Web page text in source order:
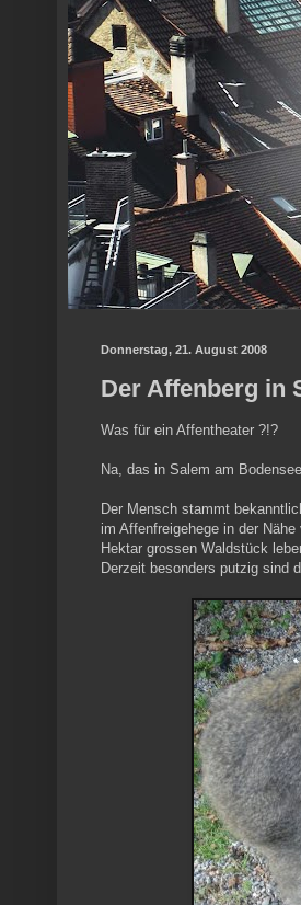
Donnerstag, 21. August 2008
Der Affenberg in
Was für ein Affentheater ?!?
Na, das in Salem am
Der Mensch stammt
im Affenfreigehege in der
Hektar grossen Waldstück
Derzeit besonders putzig sind